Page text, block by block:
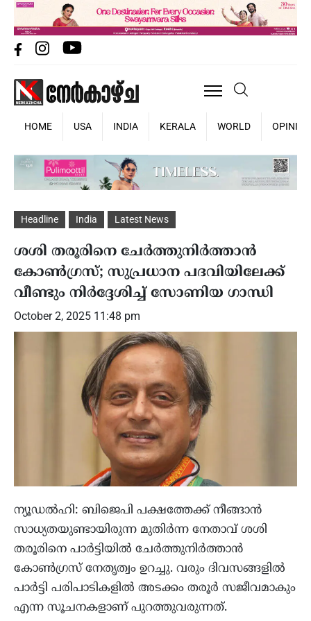
HOME USA INDIA KERALA WORLD OPINION
Headline India Latest News
ശശി തരൂരിനെ ചേർത്തുനിർത്താൻ
കോൺഗ്രസ്; സുപ്രധാന പദവിയിലേക്ക്
വീണ്ടും നിര്‍ദ്ദേശിച്ച് സോണിയ ഗാന്ധി
October 2, 2025 11:48 pm
ന്യൂഡൽഹി: ബിജെപി പക്ഷത്തേക്ക് നീങ്ങാൻ
സാധ്യതയുണ്ടായിരുന്ന മുതിർന്ന നേതാവ് ശശി
തരൂരിനെ പാർട്ടിയിൽ ചേർത്തുനിർത്താൻ
കോൺഗ്രസ് നേതൃത്വം ഉറച്ചു. വരും ദിവസങ്ങളിൽ
പാർട്ടി പരിപാടികളിൽ അടക്കം തരൂർ സജീവമാകും
എന്ന സൂചനകളാണ് പുറത്തുവരുന്നത്.